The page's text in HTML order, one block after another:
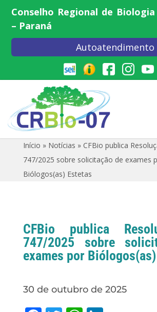
Conselho Regional de
– Paraná
Autoatendimento
Início » Notícias » CFBio publica
747/2025 sobre solicitação de exames
Biólogos(as) Estetas
CFBio publica
747/2025 sobre
exames por
30 de outubro de 2025